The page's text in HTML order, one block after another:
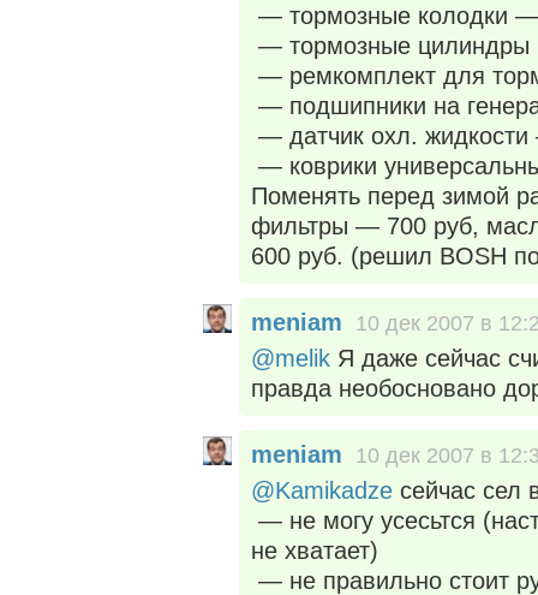
— тормозные колодки
— тормозные цилиндры
— ремкомплект для
— подшипники на
— датчик охл.
— коврики
Поменять перед зимой
фильтры — 700 руб,
600 руб. (решил BOSH
meniam 10 дек 2007 в
@melik Я даже сейчас
правда необосновано
meniam 10 дек 2007 в
@Kamikadze сейчас сел
— не могу усесьтся
не хватает)
— не правильно стоит